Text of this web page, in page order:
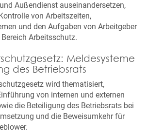
Außendienst auseinandersetzen,
von Arbeitszeiten,
und den Aufgaben von Arbeitgeber
Arbeitsschutz.
Meldesysteme
des Betriebsrats
wird thematisiert,
von internen und externen
die Beteiligung des Betriebsrats bei
und die Beweisumkehr für